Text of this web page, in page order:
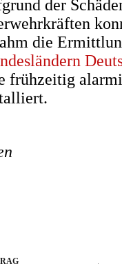
der
die
frühzeitig